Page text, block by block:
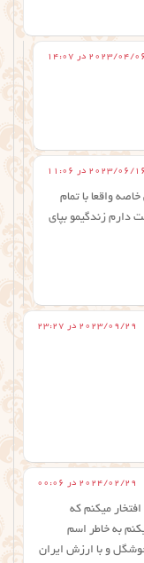
2023/04/06 در 14:07
2023/06/16 در 11:06
واقعا با تمام
زندگیمو بپای
2023/09/29 در 23:27
2024/02/29 در 00:06
میکنم که
به خاطر اسم
و با ارزش ایران